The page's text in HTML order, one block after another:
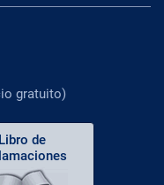
gratuito)
Libro de